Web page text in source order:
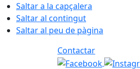
Saltar a la capçalera
Saltar al contingut
Saltar al peu de pàgina
Contactar